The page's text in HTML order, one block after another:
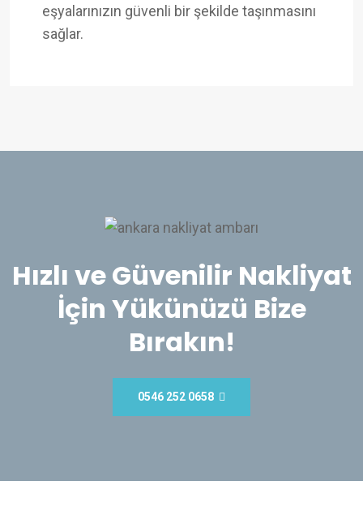
eşyalarınızın güvenli bir şekilde taşınmasını
sağlar.
Hızlı ve Güvenilir Nakliyat
İçin Yükünüzü Bize
Bırakın!
0546 252 0658